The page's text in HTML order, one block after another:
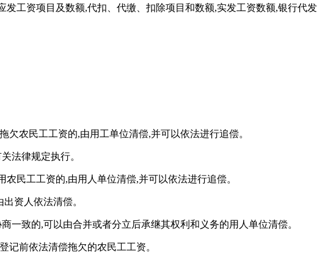
工资项目及数额,代扣、代缴、扣除项目和数额,实发工资数额,银行代发
农民工工资的,由用工单位清偿,并可以依法进行追偿。
法律规定执行。
民工工资的,由用人单位清偿,并可以依法进行追偿。
资人依法清偿。
致的,可以由合并或者分立后承继其权利和义务的用人单位清偿。
记前依法清偿拖欠的农民工工资。